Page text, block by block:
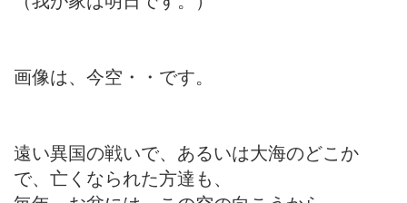
画像は、今空・・です。
遠い異国の戦いで、あるいは大海のどこか
で、亡くなられた方達も、